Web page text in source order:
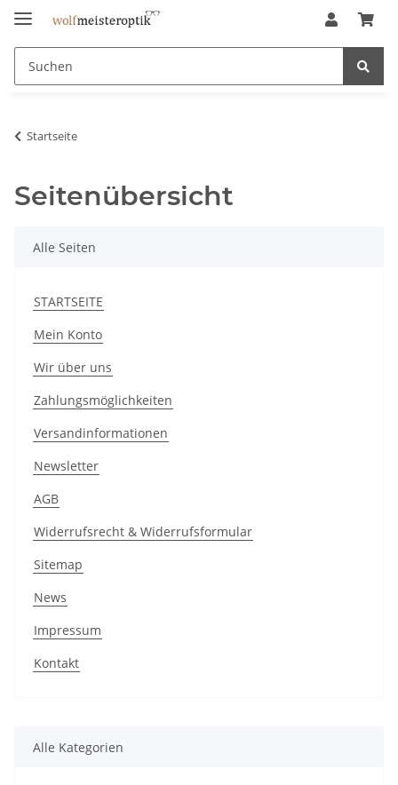
Startseite
Seitenübersicht
Alle Seiten
STARTSEITE
Mein Konto
Wir über uns
Zahlungsmöglichkeiten
Versandinformationen
Newsletter
AGB
Widerrufsrecht & Widerrufsformular
Sitemap
News
Impressum
Kontakt
Alle Kategorien